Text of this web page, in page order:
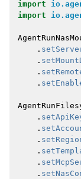
import
import
.
.
.
.
.
.
.
.
.
.